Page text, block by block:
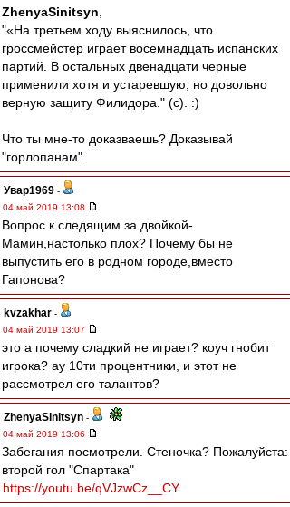
ZhenyaSinitsyn
"«На третьем ходу выяснилось, что
гроссмейстер играет восемнадцать испанских
партий. В остальных двенадцати черные
применили хотя и устаревшую, но довольно
верную защиту Филидора." (c). :)
Что ты мне-то доказваешь? Доказывай
"горлопанам".
Увар1969 -
04 май 2019 13:08
Вопрос к следящим за двойкой-
Мамин,настолько плох? Почему бы не
выпустить его в родном городе,вместо
Гапонова?
kvzakhar -
04 май 2019 13:07
это а почему сладкий не играет? коуч гнобит
игрока? ау 10ти процентники, и этот не
рассмотрел его талантов?
ZhenyaSinitsyn -
04 май 2019 13:06
Забегания посмотрели. Стеночка? Пожалуйста:
второй гол "Спартака"
https://youtu.be/qVJzwCz__CY